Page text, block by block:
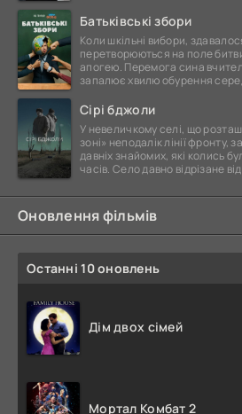
Батьківські збори
Коли шкільні вибори,
перетворюються на поле
апогею. Перемога сина
запалює хвилю обурення
Сірі бджоли
У невеличкому селі, що
зоні» неподалік лінії
давніх знайомих, які колись
часів. Село давно відрізане
Оновлення фільмів
Останні 10 оновлень
Дім двох сімей
Мортал Комбат 2